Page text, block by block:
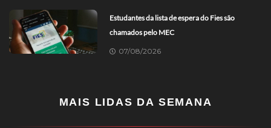
Estudantes da lista de espera do Fies são
chamados pelo MEC
07/08/2026
MAIS LIDAS DA SEMANA